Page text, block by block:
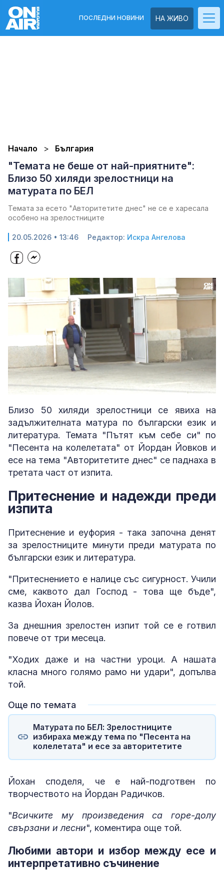
НА ЖИВО
ПОСЛЕДНИ НОВИНИ
Начало България
"Темата не беше от най-приятните":
Близо 50 хиляди зрелостници на
матурата по БЕЛ
Темата за есето "Авторитетите днес" не се е харесала
особено на зрелостниците
20.05.2026 • 13:46 Редактор: Искра Ангелова
Unmute Loaded:
Близо 50 хиляди зрелостници се явиха на
задължителната матура по български език и
литература. Темата "Пътят към себе си" по
"Песента на колелетата" от Йордан Йовков и
есе на тема "Авторитетите днес" се паднаха в
третата част от изпита.
Притеснение и надежди преди
изпита
Притеснение и еуфория - така започна денят
за зрелостниците минути преди матурата по
български език и литература.
"Притеснението е налице със сигурност. Учили
сме, каквото дал Господ - това ще бъде",
казва Йохан Йолов.
За днешния зрелостен изпит той се е готвил
повече от три месеца.
"Ходих даже и на частни уроци. А нашата
класна много голямо рамо ни удари", допълва
той.
Още по темата
Матурата по БЕЛ: Зрелостниците
избираха между тема по "Песента на
колелетата" и есе за авторитетите
Йохан споделя, че е най-подготвен по
творчеството на Йордан Радичков.
"Всичките му произведения са горе-долу
свързани и лесни", коментира още той.
Любими автори и избор между есе и
интерпретативно съчинение